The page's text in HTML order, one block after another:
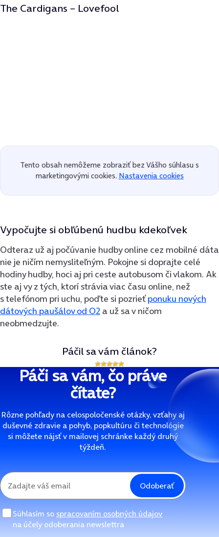
The Cardigans – Lovefool
Tento obsah nemôžeme zobraziť bez Vášho súhlasu s
marketingovými cookies. Nastavenia cookies
Vypočujte si obľúbenú hudbu kdekoľvek
Odteraz už aj počúvanie hudby online cez mobilné dáta
nie je ničím nemysliteľným. Pokojne si doprajte celé
hodiny hudby, hoci aj pri ceste autobusom či vlakom. Ak
ste aj vy z tých, ktorí strávia viac času online, než
s telefónom pri uchu, poďte si pozrieťponuku nových
dátových paušálov od O2 a už sa v ničom
neobmedzujte.
Páčil sa vám článok?
Páči sa vám, čo práve
čítate?
Rôzne pohľady na celospoločenské otázky, vzťahy aj
duševné zdravie a pohyb, popkultúru či technológie
si môžete nájsť v mailovej schránke každý druhý
týždeň.
Odoberať
Súhlasím so spracovaním osobných údajov
na účely odoberania newslettra